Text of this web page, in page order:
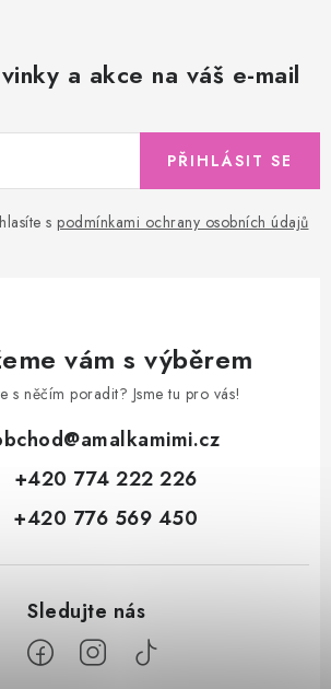
a akce na váš e-mail
s podmínkami ochrany osobních údajů
PŘIHLÁSIT SE
vám s výběrem
s něčím poradit? Jsme tu pro vás!
@amalkamimi.cz
+420 774 222 226
+420 776 569 450